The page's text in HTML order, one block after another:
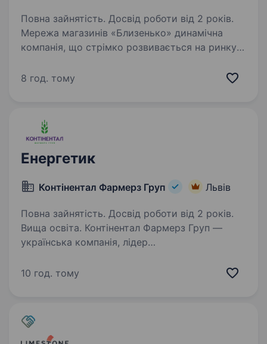
Повна зайнятість. Досвід роботи від 2 років.
Мережа магазинів «Близенько» динамічна
компанія, що стрімко розвивається на ринку
Ми запрошуємо до нашої команди
8 год. тому
Енергетик
Контінентал Фармерз Груп Львів
Повна зайнятість. Досвід роботи від 2 років.
Вища освіта. Контінентал Фармерз Груп —
українська компанія, лідер
в Західноукраїнському регіоні, обробляючи
10 год. тому